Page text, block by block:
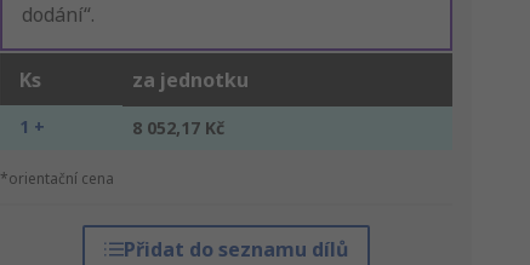
dodání“.
Ks za jednotku
1 + 8 052,17 Kč
*orientační cena
Přidat do seznamu dílů